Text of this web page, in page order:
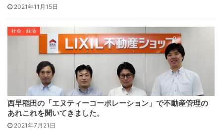
2021年11月15日
社会・経済
西早稲田の「エヌティーコーポレーション」で不動産管理の
あれこれを聞いてきました。
2021年7月21日